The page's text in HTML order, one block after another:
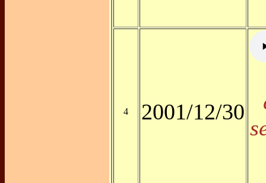
4 2001/12/30